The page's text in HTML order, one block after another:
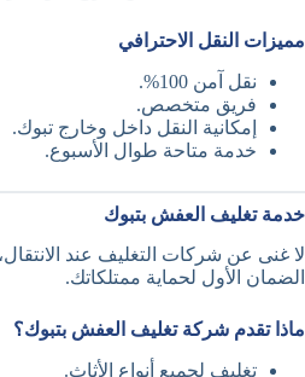
مميزات النقل الاحترافي
نقل آمن 100%.
فريق متخصص.
إمكانية النقل داخل وخارج تبوك.
خدمة متاحة طوال الأسبوع.
خدمة تغليف العفش بتبوك
لا غنى عن شركات التغليف عند
الضمان الأول لحماية ممتلكاتك.
ماذا تقدم شركة تغليف العفش بتبوك؟
تغليف لجميع أنواع الأثاث.